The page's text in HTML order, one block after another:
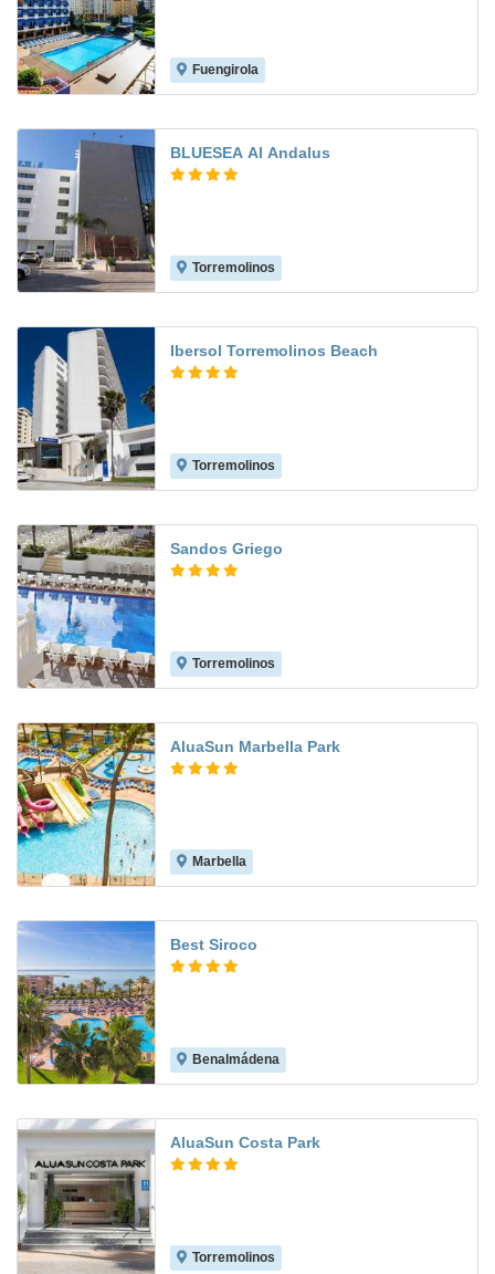
Fuengirola
BLUESEA Al Andalus
Torremolinos
Ibersol Torremolinos Beach
Torremolinos
Sandos Griego
Torremolinos
AluaSun Marbella Park
Marbella
Best Siroco
Benalmádena
AluaSun Costa Park
Torremolinos